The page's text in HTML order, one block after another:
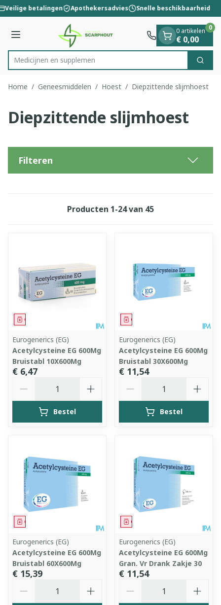
Ga naar de inhoud
1 van 1
Veilige betalingen Apothekersadvies Snelle beschikbaarheid
Menu
Product, merk, categorie...
M Zoek
0 artikelen
€ 0,00
0
Home / Geneesmiddelen / Hoest / Diepzittende slijmhoest
Diepzittende slijmhoest
Filteren
Producten 1-24van 45
Geneesmiddel
Eurogenerics (EG)
Acetylcysteine EG 600Mg
Bruistabl 10X600Mg
€ 6,47
Bestel
Geneesmiddel
Eurogenerics (EG)
Acetylcysteine EG 600Mg
Bruistabl 30X600Mg
€ 11,54
Bestel
Geneesmiddel
Eurogenerics (EG)
Acetylcysteine EG 600Mg
Bruistabl 60X600Mg
€ 15,39
Geneesmiddel
Eurogenerics (EG)
Acetylcysteine EG 600Mg
Gran. Vr Drank Zakje 30
€ 11,54